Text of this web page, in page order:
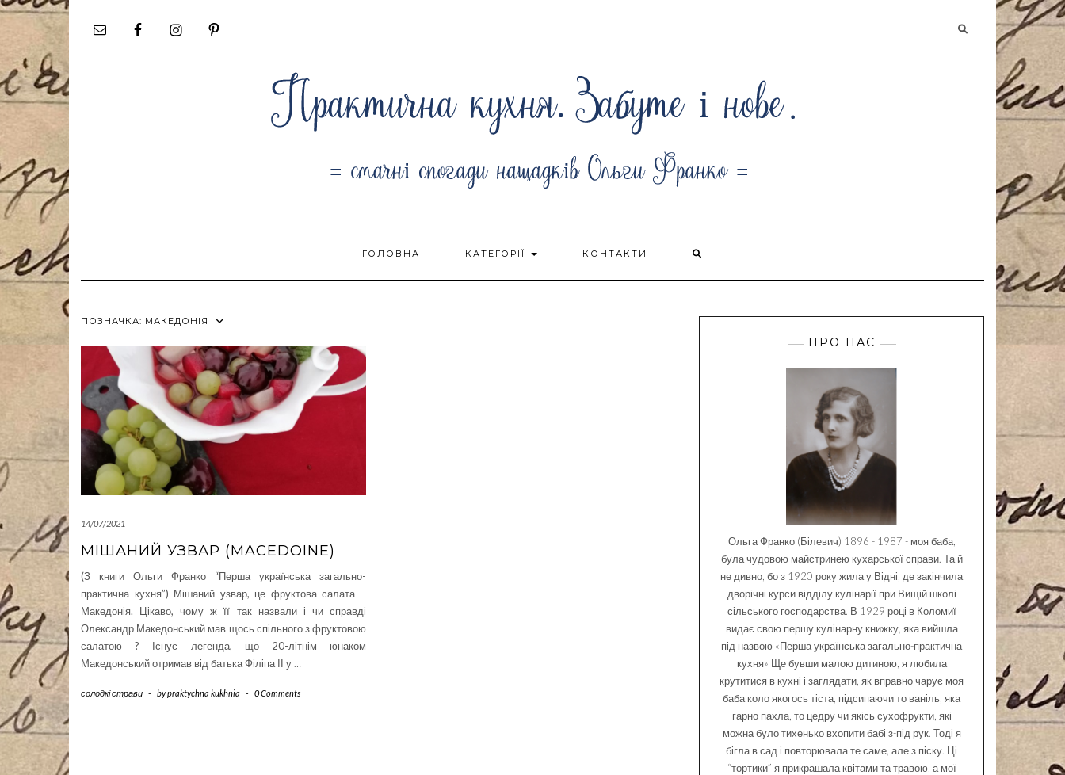
Skip
Searching
progress
ГОЛОВНА КАТЕГОРІЇ КОНТАКТИ
ПОЗНАЧКА: МАКЕДОНІЯ
14/07/2021
МІШАНИЙ УЗВАР (MACEDOINE)
(З книги Ольги Франко “Перша українська загально-
практична кухня”) Мішаний узвар, це фруктова салата –
Македонія. Цікаво, чому ж її так назвали і чи справді
Олександр Македонський мав щось спільного з фруктовою
салатою ? Існує легенда, що 20-літнім юнаком
Македонський отримав від батька Філіпа ІІ у…
солодкі страви - bypraktychna kukhnia - 0 Comments
ПРО НАС
Ольга Франко (Білевич) 1896 - 1987 - моя баба,
була чудовою майстринею кухарської справи. Та й
не дивно, бо з 1920 року жила у Відні, де закінчила
дворічні курси відділу кулінарії при Вищій школі
сільського господарства. В 1929 році в Коломиї
видає свою першу кулінарну книжку, яка вийшла
під назвою «Перша українська загально-практична
кухня» Ще бувши малою дитиною, я любила
крутитися в кухні і заглядати, як вправно чарує моя
баба коло якогось тіста, підсипаючи то ваніль, яка
гарно пахла, то цедру чи якісь сухофрукти, які
можна було тихенько вхопити бабі з-під рук. Тоді я
бігла в сад і повторювала те саме, але з піску. Ці
“тортики” я прикрашала квітами та травою, а мої